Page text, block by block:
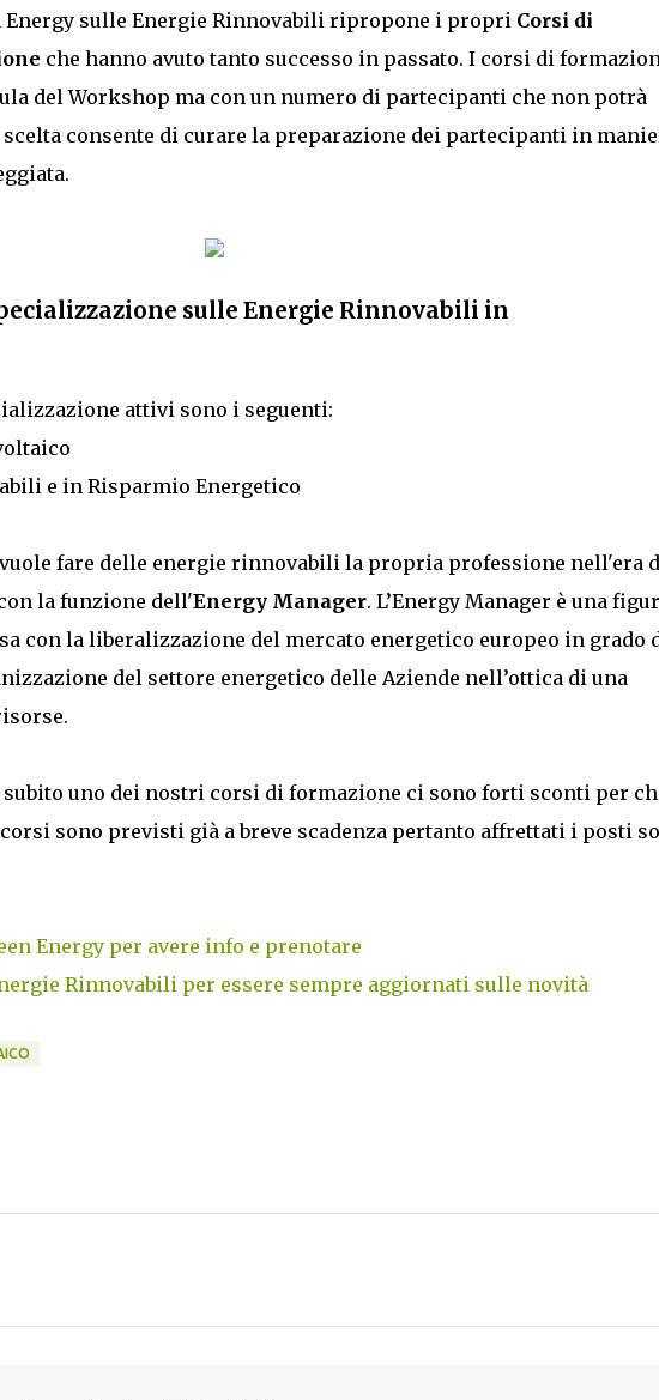
Energy sulle Energie Rinnovabili ripropone i propri Corsi di
che hanno avuto tanto successo in passato. I corsi di
del Workshop ma con un numero di partecipanti che non potrà
scelta consente di curare la preparazione dei partecipanti in
sulle Energie Rinnovabili in
attivi sono i seguenti:
e in Risparmio Energetico
fare delle energie rinnovabili la propria professione nell'era
la funzione dell'Energy Manager. L’Energy Manager è una
con la liberalizzazione del mercato energetico europeo in grado
del settore energetico delle Aziende nell’ottica di una
subito uno dei nostri corsi di formazione ci sono forti sconti per
sono previsti già a breve scadenza pertanto affrettati i posti
Energy per avere info e prenotare
Rinnovabili per essere sempre aggiornati sulle novità